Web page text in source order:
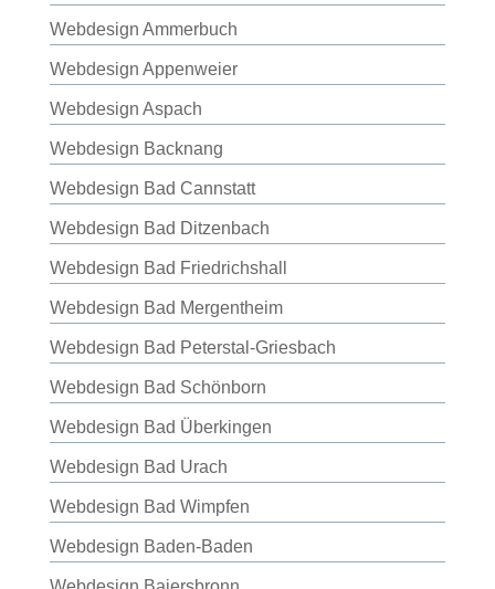
Webdesign Ammerbuch
Webdesign Appenweier
Webdesign Aspach
Webdesign Backnang
Webdesign Bad Cannstatt
Webdesign Bad Ditzenbach
Webdesign Bad Friedrichshall
Webdesign Bad Mergentheim
Webdesign Bad Peterstal-Griesbach
Webdesign Bad Schönborn
Webdesign Bad Überkingen
Webdesign Bad Urach
Webdesign Bad Wimpfen
Webdesign Baden-Baden